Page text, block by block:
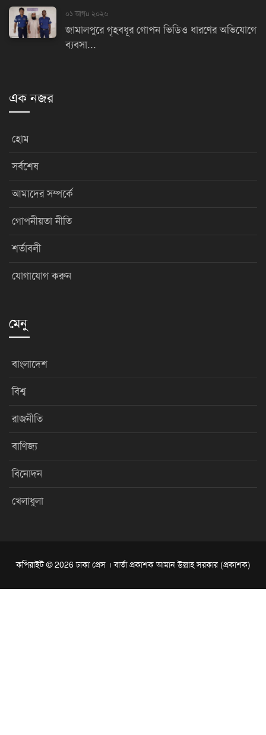
০১ আগu ২০২৬
জামালপুরে গৃহবধূর গোপন ভিডিও ধারণের অভিযোগে
ব্যবসা...
এক নজর
হোম
সর্বশেষ
আমাদের সম্পর্কে
গোপনীয়তা নীতি
শর্তাবলী
যোগাযোগ করুন
মেনু
বাংলাদেশ
বিশ্ব
রাজনীতি
বাণিজ্য
বিনোদন
খেলাধুলা
কপিরাইট © 2026 ঢাকা প্রেস । বার্তা প্রকাশক আমান উল্লাহ সরকার (প্রকাশক)